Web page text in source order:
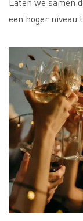
een hoger niveau